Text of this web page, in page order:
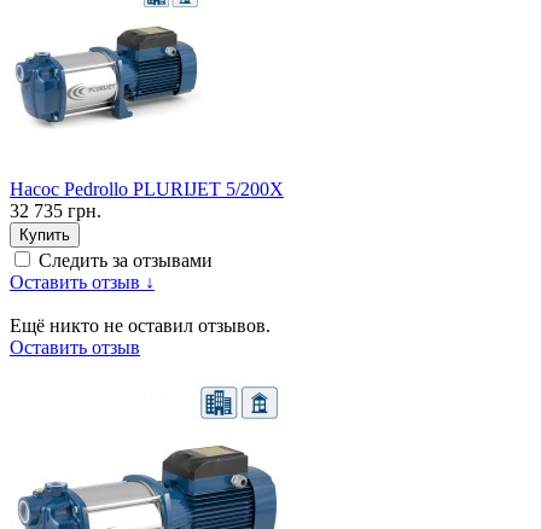
Насос Pedrollo PLURIJET 5/200X
32 735 грн.
Купить
Следить за отзывами
Оставить отзыв ↓
Ещё никто не оставил отзывов.
Оставить отзыв